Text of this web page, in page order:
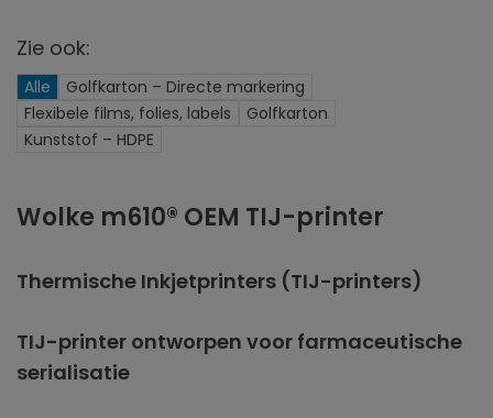
Zie ook:
Alle
Golfkarton – Directe markering
Flexibele films, folies, labels
Golfkarton
Kunststof – HDPE
Wolke m610® OEM TIJ-printer
Thermische Inkjetprinters (TIJ-printers)
TIJ-printer ontworpen voor farmaceutische
serialisatie